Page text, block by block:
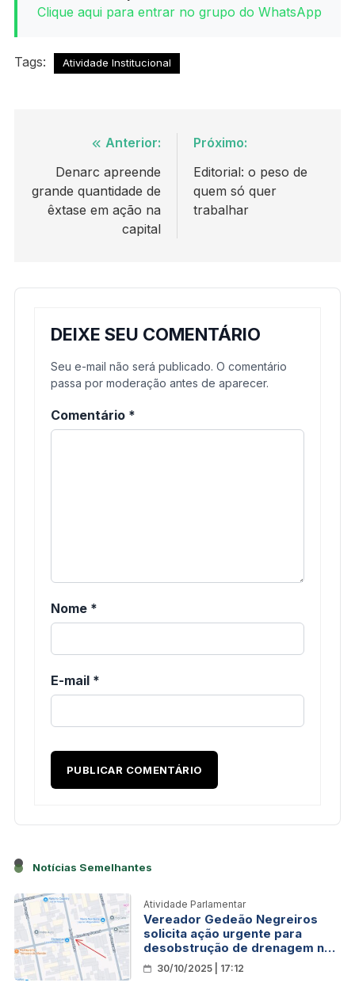
Clique aqui para entrar no grupo do WhatsApp
Tags: Atividade Institucional
Navegação
Post
Anterior:
Denarc apreende
grande quantidade de
êxtase em ação na
capital
Próximo:
Editorial: o peso de
quem só quer
trabalhar
DEIXE SEU COMENTÁRIO
Seu e-mail não será publicado. O comentário
passa por moderação antes de aparecer.
Comentário *
Nome *
E-mail *
Notícias Semelhantes
Atividade Parlamentar
Vereador Gedeão Negreiros
solicita ação urgente para
desobstrução de drenagem no
bairro Nova Porto Velho
30/10/2025 | 17:12